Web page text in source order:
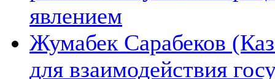
явлением
Жумабек Сарабеков
для взаимодействия